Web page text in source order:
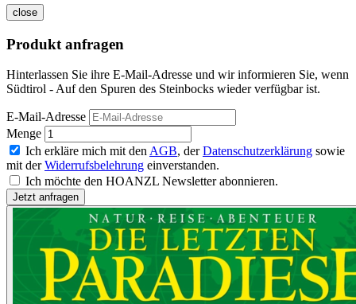
close
Produkt anfragen
Hinterlassen Sie ihre E-Mail-Adresse und wir informieren Sie, wenn
Südtirol - Auf den Spuren des Steinbocks wieder verfügbar ist.
E-Mail-Adresse
Menge
Ich erkläre mich mit den AGB, derDatenschutzerklärung sowie
mit derWiderrufsbelehrung einverstanden.
Ich möchte den HOANZL Newsletter abonnieren.